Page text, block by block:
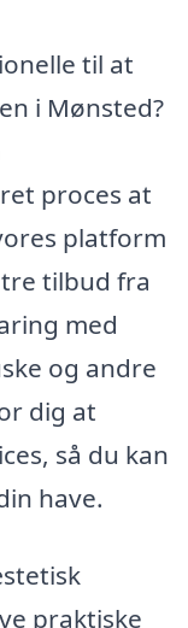
til at
i Mønsted?
proces at
platform
tilbud fra
med
og andre
dig at
så du kan
have.
praktiske